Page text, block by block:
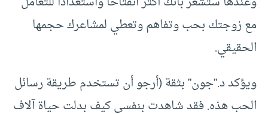
مع زوجتك بحب وتفاهم وتعطي لمشاعرك حجمها
الحقيقي.
ويؤكد د.”جون” بثقة (أرجو أن تستخدم طريقة رسائل
الحب هذه. فقد شاهدت بنفسي كيف بدلت حياة آلاف